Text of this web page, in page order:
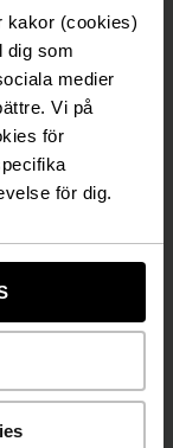
kakor (cookies)
dig som
medier
Vi på
för
för dig.
känns
Bolagets
år och
enormt
mina nya
för
med den 1
i Göteborg.